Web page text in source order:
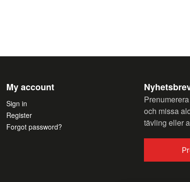
Mått: 404x406x446 mm
Send question
My account
Sign in
Register
Forgot password?
och missa
tävling eller